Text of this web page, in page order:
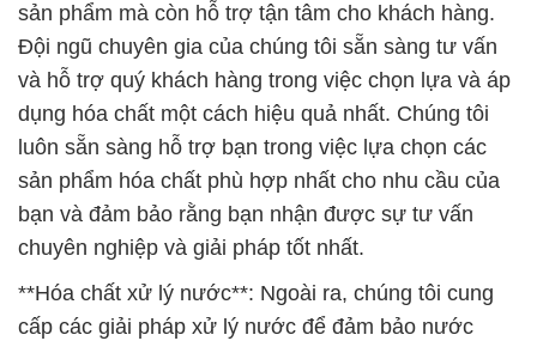
sản phẩm mà còn hỗ trợ tận tâm cho khách hàng.
Đội ngũ chuyên gia của chúng tôi sẵn sàng tư vấn
và hỗ trợ quý khách hàng trong việc chọn lựa và áp
dụng hóa chất một cách hiệu quả nhất. Chúng tôi
luôn sẵn sàng hỗ trợ bạn trong việc lựa chọn các
sản phẩm hóa chất phù hợp nhất cho nhu cầu của
bạn và đảm bảo rằng bạn nhận được sự tư vấn
chuyên nghiệp và giải pháp tốt nhất.
**Hóa chất xử lý nước**: Ngoài ra, chúng tôi cung
cấp các giải pháp xử lý nước để đảm bảo nước